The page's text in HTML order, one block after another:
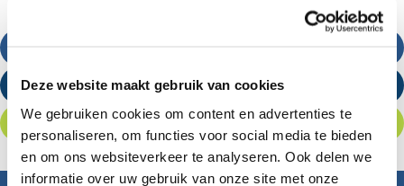
Deze website maakt gebruik van cookies
We gebruiken cookies om content en advertenties te
personaliseren, om functies voor social media te bieden
en om ons websiteverkeer te analyseren. Ook delen we
informatie over uw gebruik van onze site met onze
Stuur een e-mail
Offerte aanvragen